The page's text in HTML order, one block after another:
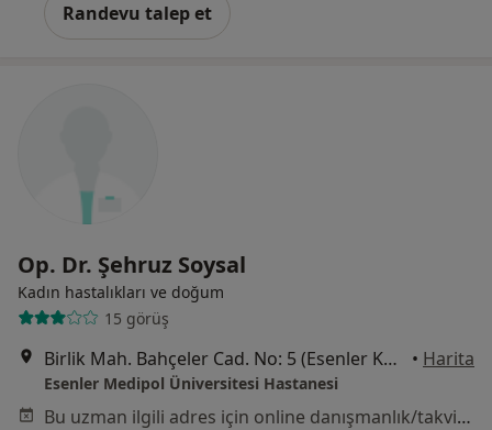
Randevu talep et
Op. Dr. Şehruz Soysal
Kadın hastalıkları ve doğum
15 görüş
Birlik Mah. Bahçeler Cad. No: 5 (Esenler Kültür Merkezi Karşısı), Esenler • Harita
Esenler Medipol Üniversitesi Hastanesi
Bu uzman ilgili adres için online danışmanlık/takvim sunmuyor.